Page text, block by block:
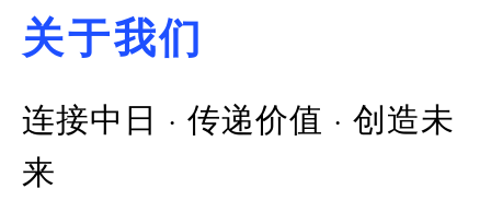
关于我们
连接中日 · 传递价值 · 创造未
来